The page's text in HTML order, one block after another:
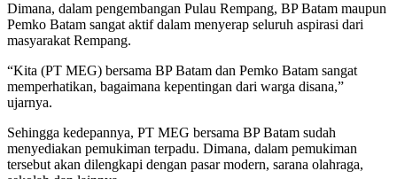
Dimana, dalam pengembangan Pulau Rempang, BP Batam maupun
Pemko Batam sangat aktif dalam menyerap seluruh aspirasi dari
masyarakat Rempang.
“Kita (PT MEG) bersama BP Batam dan Pemko Batam sangat
memperhatikan, bagaimana kepentingan dari warga disana,”
ujarnya.
Sehingga kedepannya, PT MEG bersama BP Batam sudah
menyediakan pemukiman terpadu. Dimana, dalam pemukiman
tersebut akan dilengkapi dengan pasar modern, sarana olahraga,